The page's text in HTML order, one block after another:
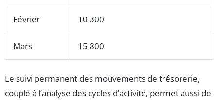
Février 10 300
Mars 15 800
Le suivi permanent des mouvements de trésorerie,
couplé à l’analyse des cycles d’activité, permet aussi de